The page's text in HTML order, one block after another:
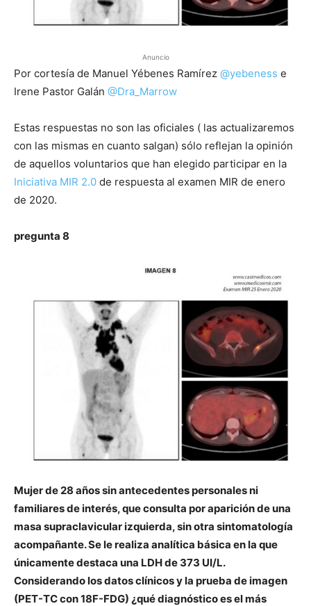
Anuncio
Por cortesía de Manuel Yébenes Ramírez @yebeness e
Irene Pastor Galán @Dra_Marrow
Estas respuestas no son las oficiales ( las actualizaremos
con las mismas en cuanto salgan) sólo reflejan la opinión
de aquellos voluntarios que han elegido participar en la
Iniciativa MIR 2.0 de respuesta al examen MIR de enero
de 2020.
pregunta 8
Mujer de 28 años sin antecedentes personales ni
familiares de interés, que consulta por aparición de una
masa supraclavicular izquierda, sin otra sintomatología
acompañante. Se le realiza analítica básica en la que
únicamente destaca una LDH de 373 UI/L.
Considerando los datos clínicos y la prueba de imagen
(PET-TC con 18F-FDG) ¿qué diagnóstico es el más